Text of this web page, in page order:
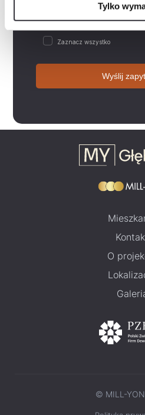
Tylko
Zaznacz wszystko
Wyślij
O
© MILL-